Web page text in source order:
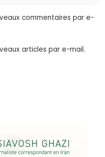
commentaires par e-
articles par e-mail.